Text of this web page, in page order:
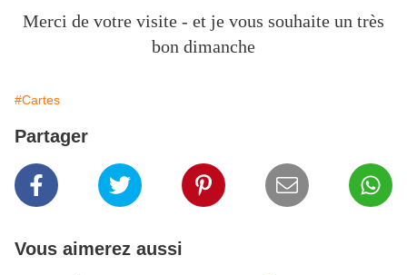
Merci de votre visite - et je vous souhaite un très
bon dimanche
#Cartes
Partager
Vous aimerez aussi